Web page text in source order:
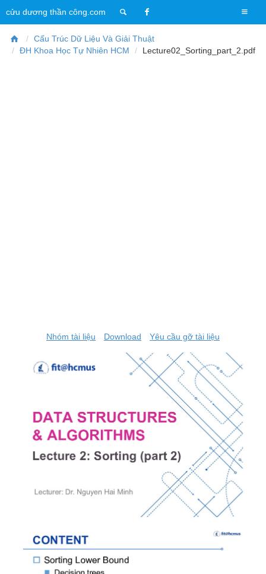
T
o
g
cửu dương thần công.com
Cấu Trúc Dữ Liệu Và Giải Thuật
ĐH Khoa Học Tự Nhiên HCM
Lecture02_Sorting_part_2.pdf
Nhóm tài liệu Download Yêu cầu gỡ tài liệu